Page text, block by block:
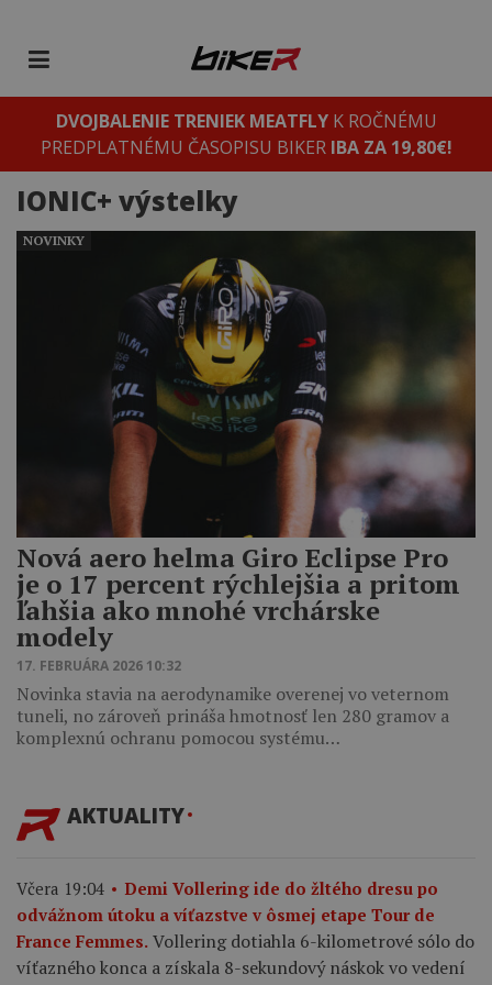
DVOJBALENIE TRENIEK MEATFLYK ROČNÉMU
PREDPLATNÉMU ČASOPISU BIKER IBA ZA 19,80€!
IONIC+ výstelky
Nová aero helma Giro Eclipse Pro
je o 17 percent rýchlejšia a pritom
ľahšia ako mnohé vrchárske
modely
17. FEBRUÁRA 2026 10:32
Novinka stavia na aerodynamike overenej vo veternom
tuneli, no zároveň prináša hmotnosť len 280 gramov a
komplexnú ochranu pomocou systému…
NOVINKY
AKTUALITY
Včera 19:04
Demi Vollering ide do žltého dresu po
odvážnom útoku a víťazstve v ôsmej etape Tour de
France Femmes. Vollering dotiahla 6-kilometrové sólo do
víťazného konca a získala 8-sekundový náskok vo vedení